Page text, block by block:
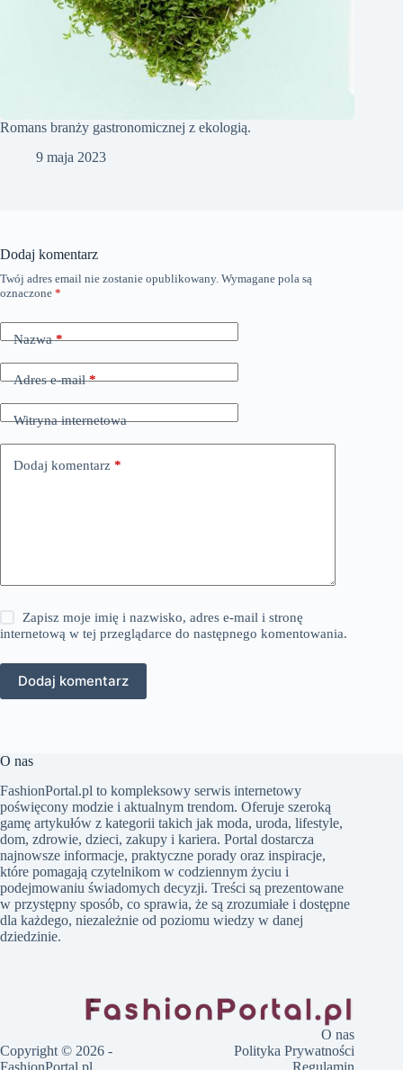
Romans branży gastronomicznej z ekologią.
9 maja 2023
Dodaj komentarz
Twój adres email nie zostanie opublikowany. Wymagane pola są
oznaczone *
Nazwa*
Adres e-mail*
Witryna internetowa
Dodaj komentarz *
Zapisz moje imię i nazwisko, adres e-mail i stronę
internetową w tej przeglądarce do następnego komentowania.
Dodaj komentarz
O nas
FashionPortal.pl to kompleksowy serwis internetowy
poświęcony modzie i aktualnym trendom. Oferuje szeroką
gamę artykułów z kategorii takich jak moda, uroda, lifestyle,
dom, zdrowie, dzieci, zakupy i kariera. Portal dostarcza
najnowsze informacje, praktyczne porady oraz inspiracje,
które pomagają czytelnikom w codziennym życiu i
podejmowaniu świadomych decyzji. Treści są prezentowane
w przystępny sposób, co sprawia, że są zrozumiałe i dostępne
dla każdego, niezależnie od poziomu wiedzy w danej
dziedzinie.
Copyright © 2026 -
FashionPortal.pl
O nas
Polityka Prywatności
Regulamin